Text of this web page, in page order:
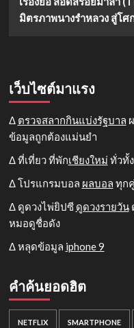
มิตรภาพนางรำหลวง สู่โ
เว็บไซต์มาแรง
Δ ตรวจสลากกินแบ่งรัฐบาล
ข้อมูลถูกต้องแม่นยำ
Δ ที่เที่ยว ที่พักเชียงใหม่ ทั่วทั้
Δ โปรแกรมบอล ผลบอล ทุก
Δ ดูดวงไพ่ยิปซี ดูดวงรายวัน
หมอดูชื่อดัง
Δ หลุดข้อมูล iphone 9
คำค้นยอดฮิต
NETFLIX SMARTPHONE